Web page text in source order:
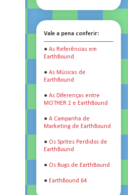
Vale a pena conferir:
● As Referências em
EarthBound
● As Músicas de
EarthBound
● As Diferenças entre
MOTHER 2 e EarthBound
● A Campanha de
Marketing de EarthBound
● Os Sprites Perdidos de
EarthBound
● Os Bugs de EarthBound
● EarthBound 64